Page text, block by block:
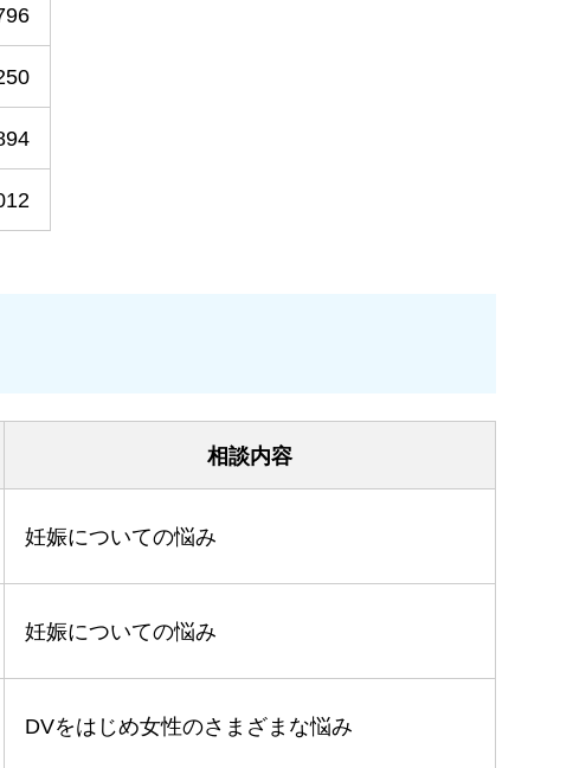
相談内容
妊娠についての悩み
妊娠についての悩み
DVをはじめ女性のさまざまな悩み